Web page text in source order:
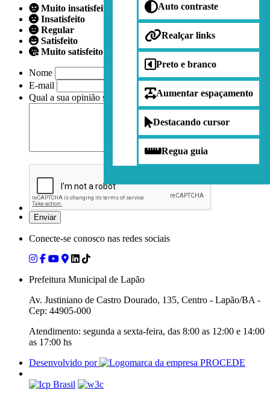
Auto contraste
Realçar links
Preto e branco
Aumentar espaçamento
Destacando cursor
Regua guia
Muito insatisfeito
Insatisfeito
Regular
Satisfeito
Muito satisfeito
Nome
E-mail
Qual a sua opinião sobre nossa página?
Conecte-se conosco nas redes sociais
Prefeitura Municipal de Lapão
Av. Justiniano de Castro Dourado, 135, Centro - Lapão/BA -
Cep: 44905-000
Atendimento: segunda a sexta-feira, das 8:00 as 12:00 e 14:00
as 17:00 hs
Desenvolvido por